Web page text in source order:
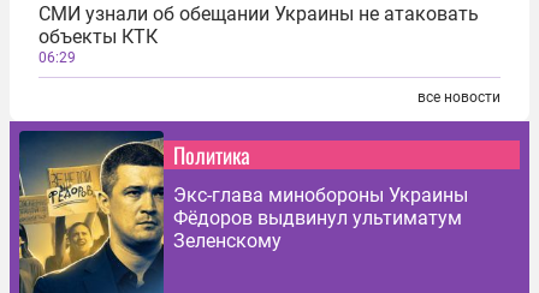
СМИ узнали об обещании Украины не атаковать
объекты КТК
06:29
все новости
Политика
Экс-глава минобороны Украины
Фёдоров выдвинул ультиматум
Зеленскому